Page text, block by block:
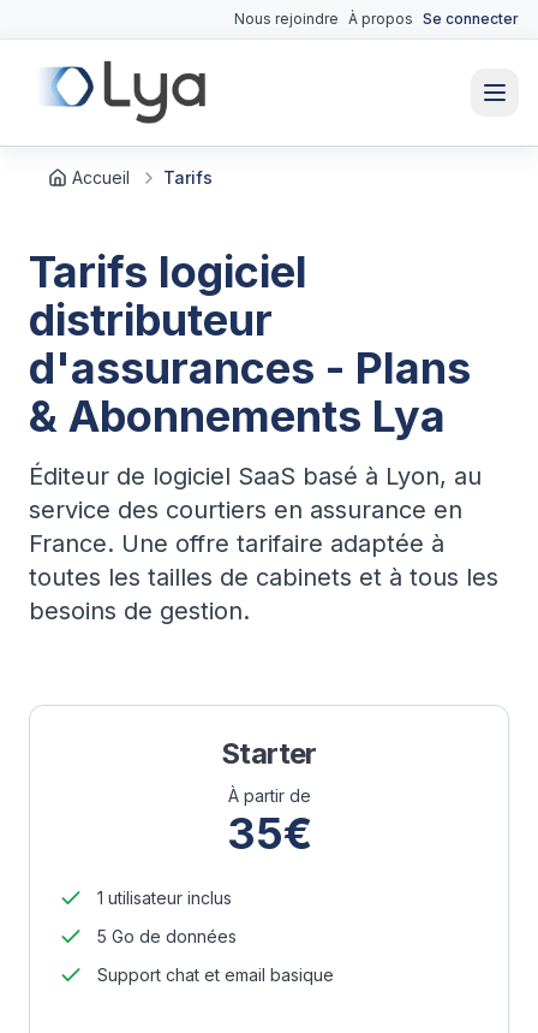
Nous rejoindre À propos Se connecter
Accueil Tarifs
Tarifs logiciel
distributeur
d'assurances - Plans
& Abonnements Lya
Éditeur de logiciel SaaS basé à Lyon, au
service des courtiers en assurance en
France. Une offre tarifaire adaptée à
toutes les tailles de cabinets et à tous les
besoins de gestion.
Starter
À partir de
35€
1 utilisateur inclus
5 Go de données
Support chat et email basique